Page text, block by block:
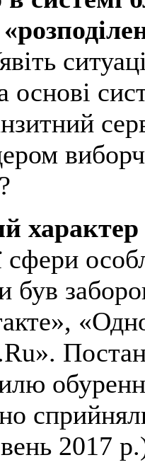
основі
сфери
був
2017